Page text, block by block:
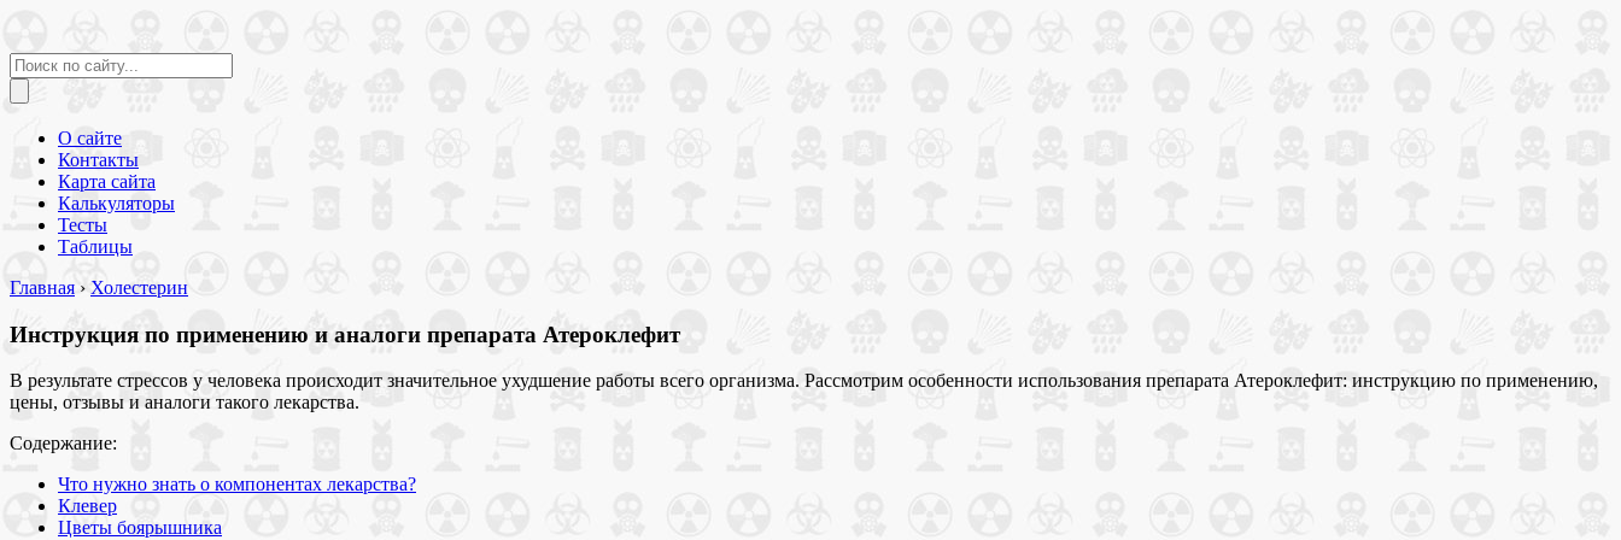
О сайте
Контакты
Карта сайта
Калькуляторы
Тесты
Таблицы
Главная › Холестерин
Инструкция по применению и аналоги препарата Атероклефит
В результате стрессов у человека происходит значительное ухудшение работы всего организма. Рассмотрим особенности использования препарата Атероклефит: инструкцию по применению,
цены, отзывы и аналоги такого лекарства.
Содержание:
Что нужно знать о компонентах лекарства?
Клевер
Цветы боярышника